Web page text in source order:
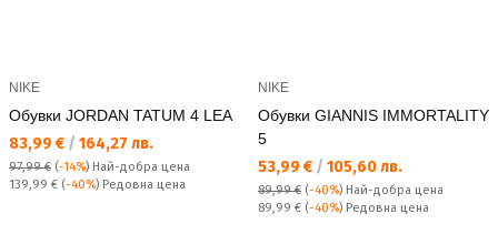
NIKE
Обувки JORDAN TATUM 4 LEA
Текуща цена:
83,99 € / 164,27 лв.
97,99 € (-14%) Най-добра цена
Редовна цена:
139,99 € (-40%) Редовна цена
NIKE
Обувки GIANNIS IMMORTALITY
5
Текуща цена:
53,99 € / 105,60 лв.
89,99 € (-40%) Най-добра цена
Редовна цена:
89,99 € (-40%) Редовна цена